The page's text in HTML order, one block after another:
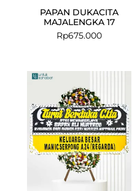
PAPAN DUKACITA
MAJALENGKA 17
Rp675.000